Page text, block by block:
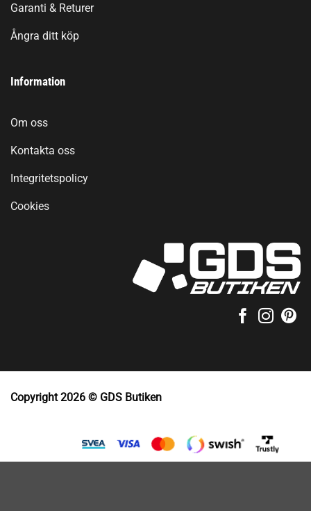
Garanti & Returer
Ångra ditt köp
Information
Om oss
Kontakta oss
Integritetspolicy
Cookies
Copyright 2026 © GDS Butiken